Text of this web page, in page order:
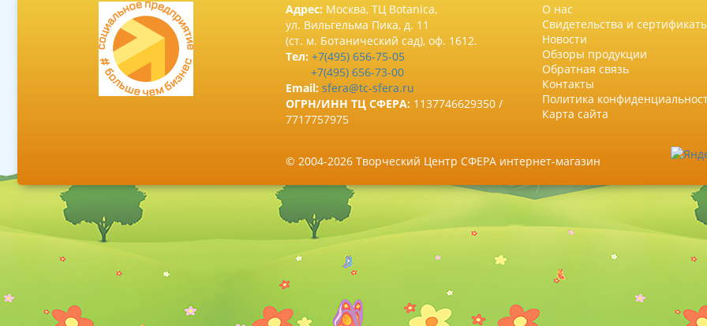
Адрес: Москва, ТЦ Botanica,
ул. Вильгельма Пика, д. 11
(ст. м. Ботанический сад), оф. 1612.
Тел: +7(495) 656-75-05
+7(495) 656-73-00
Email: sfera@tc-sfera.ru
ОГРН/ИНН ТЦ СФЕРА: 1137746629350 /
7717757975
О нас
Свидетельства и
Новости
Обзоры продукции
Обратная связь
Контакты
Политика
Карта сайта
© 2004-2026 Творческий Центр СФЕРА интернет-магазин